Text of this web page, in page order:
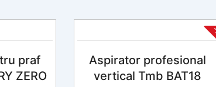
praf
ZERO
Aspirator profesional
vertical Tmb BAT18